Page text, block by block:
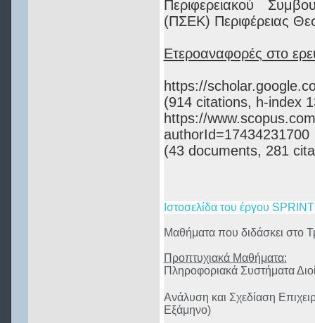
Περιφερειακού
(ΠΣΕΚ) Περιφέρειας
Ετεροαναφορές στο
https://
(914 citations, h-index
https://
authorId=17434231700
(43 documents, 281
Ιστοσελίδα του έργου
Μαθήματα που διδάσκει στο
Προπτυχιακά Μαθήματα:
Πληροφοριακά Συστήματα
Ανάλυση και Σχεδίαση
Εξάμηνο)